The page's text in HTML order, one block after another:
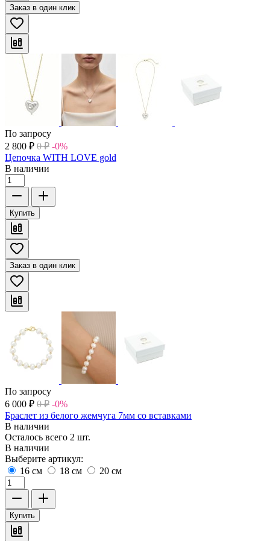
Заказ в один клик
По запросу
2 800 ₽ 0 ₽ -0%
Цепочка WITH LOVE gold
В наличии
Купить
Заказ в один клик
По запросу
6 000 ₽ 0 ₽ -0%
Браслет из белого жемчуга 7мм со вставками
В наличии
Осталось всего 2 шт.
В наличии
Выберите артикул:
16 см
18 см 20 см
Купить